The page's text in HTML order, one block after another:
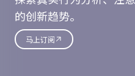
的创新趋势。
马上订阅